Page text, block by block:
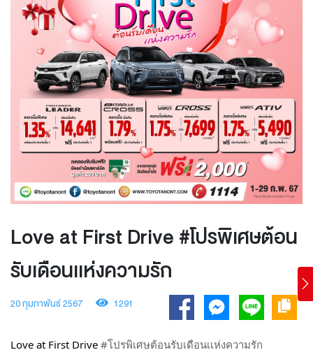
Love at First Drive #โปรพิเศษต้อน
รับเดือนเเห่งความรัก
20 กุมภาพันธ์ 2567 1291
Love at First Drive #โปรพิเศษต้อนรับเดือนเเห่งความรัก